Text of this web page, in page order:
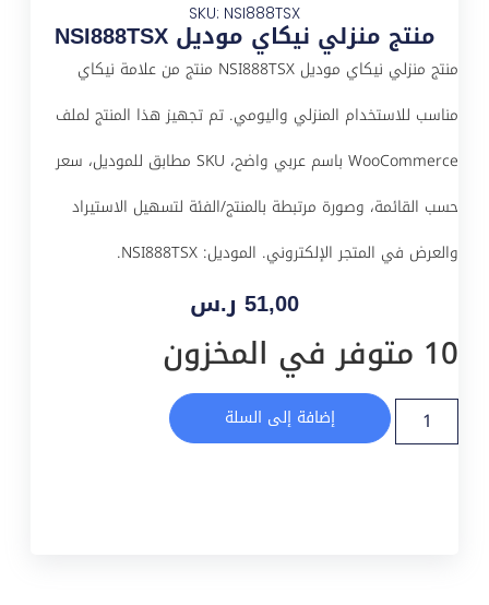
SKU: NSI888TSX
منتج منزلي نيكاي موديل NSI888TSX
منتج منزلي نيكاي موديل NSI888TSX منتج من علامة نيكاي
مناسب للاستخدام المنزلي واليومي. تم تجهيز هذا المنتج لملف
WooCommerce باسم عربي واضح، SKU مطابق للموديل، سعر
حسب القائمة، وصورة مرتبطة بالمنتج/الفئة لتسهيل الاستيراد
والعرض في المتجر الإلكتروني. الموديل: NSI888TSX.
51,00 ر.س
10 متوفر في المخزون
إضافة إلى السلة